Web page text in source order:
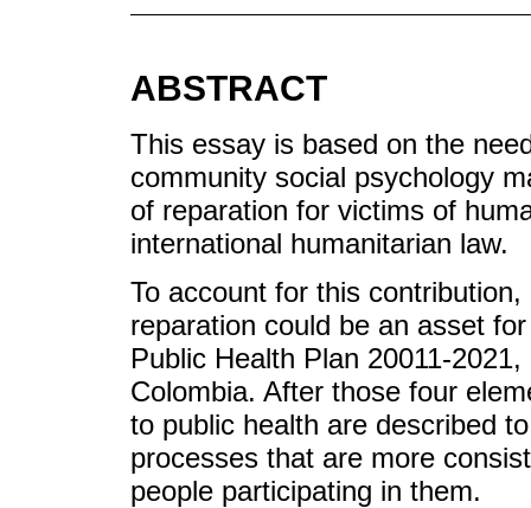
ABSTRACT
This essay is based on the
community social psychology
of reparation for victims of
international humanitarian law.
To account for this
reparation could be an asset
Public Health Plan 20011-
Colombia. After those four
to public health are described
processes that are more
people participating in them.